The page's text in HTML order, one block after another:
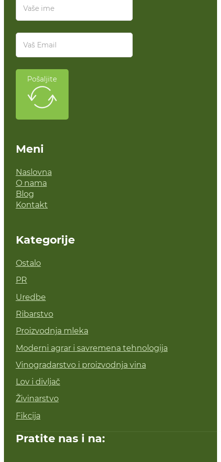
Pošaljite
Meni
Naslovna
O nama
Blog
Kontakt
Kategorije
Ostalo
PR
Uredbe
Ribarstvo
Proizvodnja mleka
Moderni agrar i savremena tehnologija
Vinogradarstvo i proizvodnja vina
Lov i divljač
Živinarstvo
Fikcija
Pratite nas i na: